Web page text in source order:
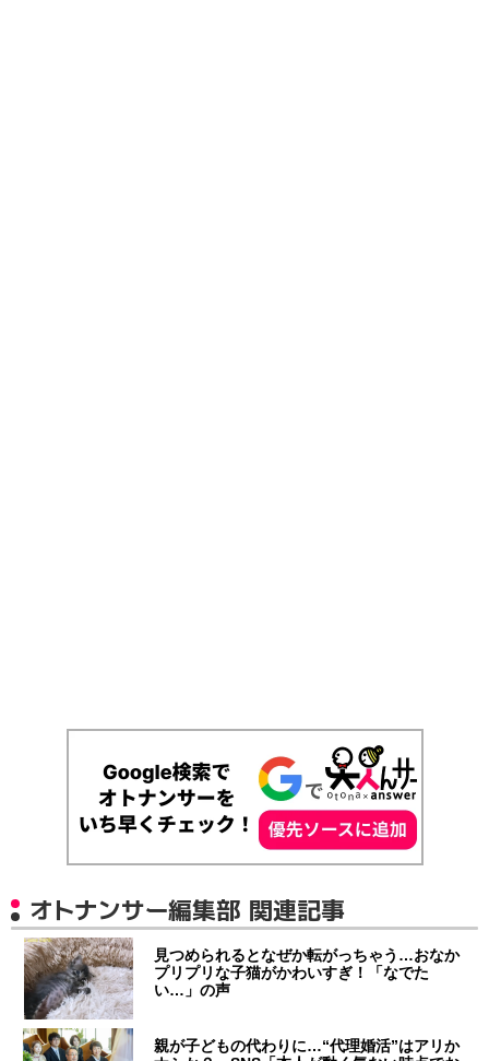
オトナンサー編集部 関連記事
見つめられるとなぜか転がっちゃう…おなか
プリプリな子猫がかわいすぎ！「なでた
い…」の声
親が子どもの代わりに…“代理婚活”はアリか